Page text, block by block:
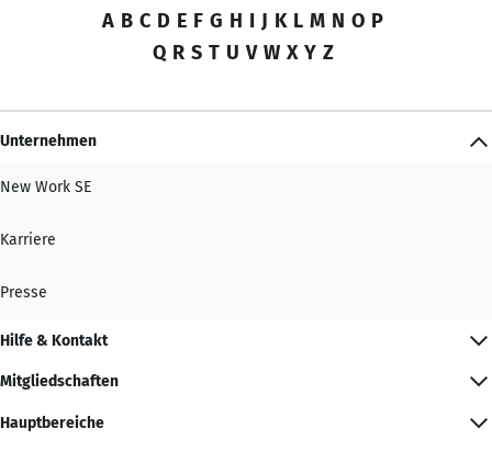
A B C D E F G H I J K L M N O P
Q R S T U V W X Y Z
Unternehmen
New Work SE
Karriere
Presse
Hilfe & Kontakt
Mitgliedschaften
Hauptbereiche